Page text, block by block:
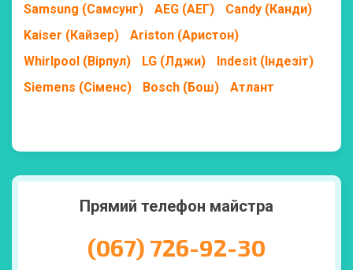
Samsung (Самсунг)
AEG (АЕГ)
Candy (Канди)
Kaiser (Кайзер)
Ariston (Аристон)
Whirlpool (Вірпул)
LG (Лджи)
Indesit (Індезіт)
Siemens (Сіменс)
Bosch (Бош) Атлант
Прямий телефон майстра
(067) 726-92-30